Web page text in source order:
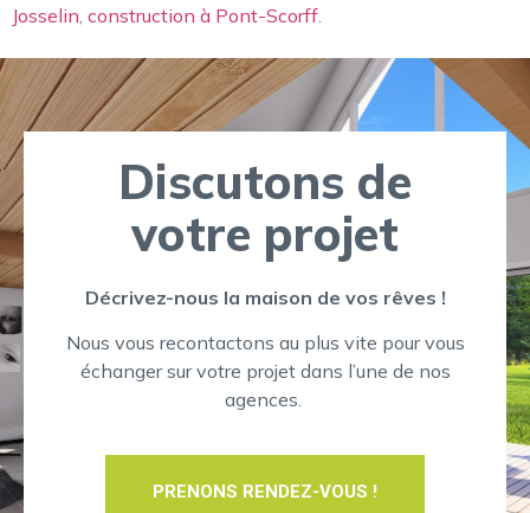
Josselin construction à Pont-Scorff
Discutons de
votre projet
Décrivez-nous la maison de vos rêves !
Nous vous recontactons au plus vite pour vous
échanger sur votre projet dans l’une de nos
agences.
PRENONS RENDEZ-VOUS !